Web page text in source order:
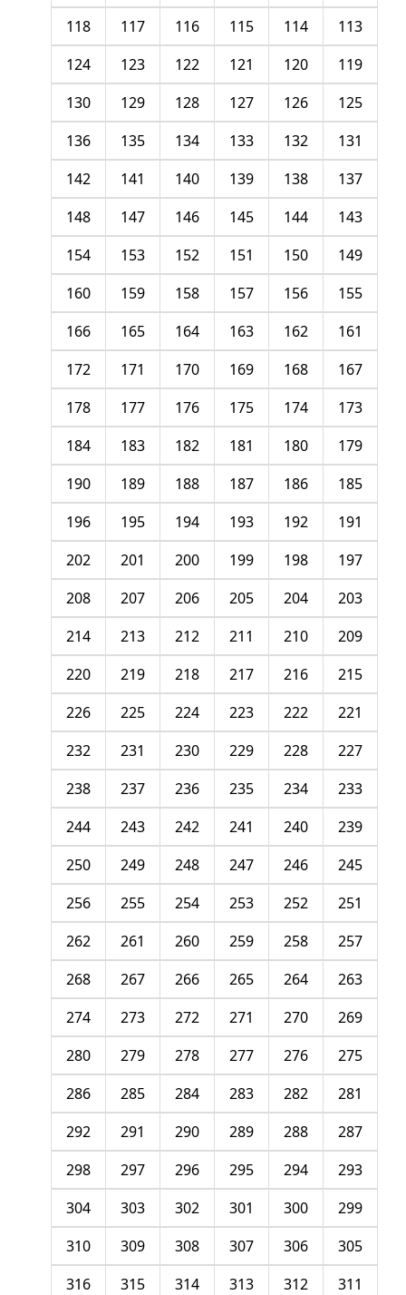
113
114
115
116
117
118
119
120
121
122
123
124
125
126
127
128
129
130
131
132
133
134
135
136
137
138
139
140
141
142
143
144
145
146
147
148
149
150
151
152
153
154
155
156
157
158
159
160
161
162
163
164
165
166
167
168
169
170
171
172
173
174
175
176
177
178
179
180
181
182
183
184
185
186
187
188
189
190
191
192
193
194
195
196
197
198
199
200
201
202
203
204
205
206
207
208
209
210
211
212
213
214
215
216
217
218
219
220
221
222
223
224
225
226
227
228
229
230
231
232
233
234
235
236
237
238
239
240
241
242
243
244
245
246
247
248
249
250
251
252
253
254
255
256
257
258
259
260
261
262
263
264
265
266
267
268
269
270
271
272
273
274
275
276
277
278
279
280
281
282
283
284
285
286
287
288
289
290
291
292
293
294
295
296
297
298
299
300
301
302
303
304
305
306
307
308
309
310
311
312
313
314
315
316